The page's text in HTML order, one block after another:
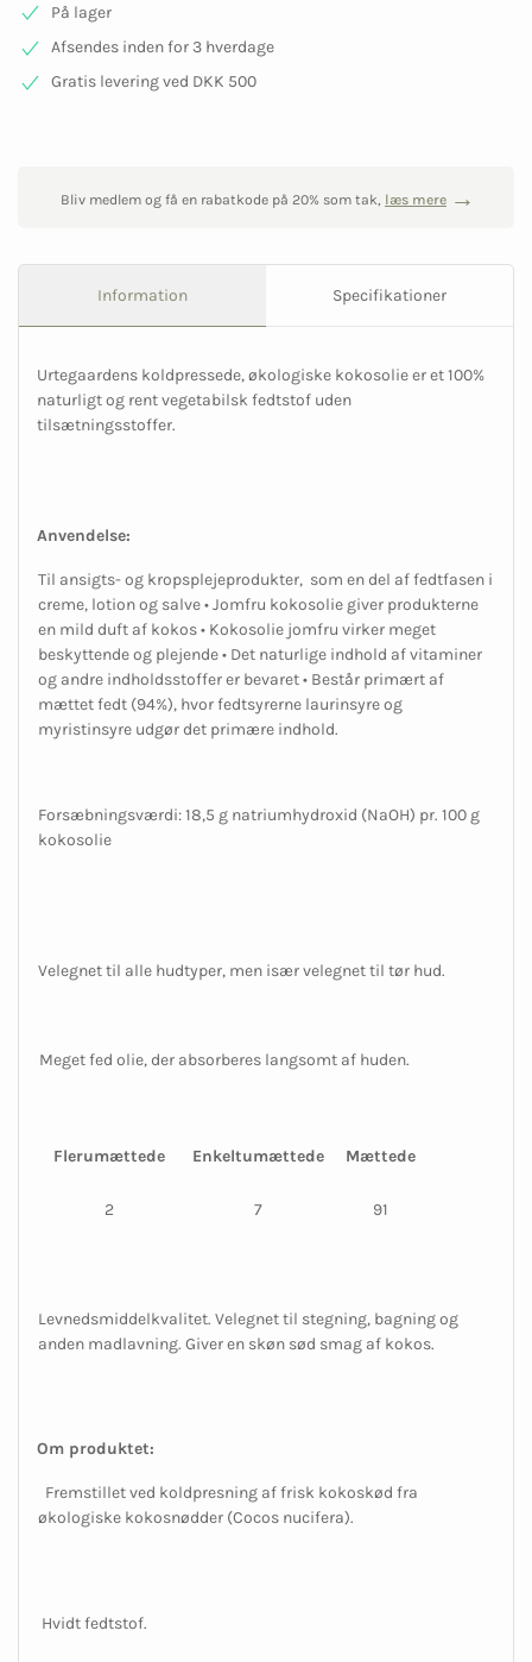
På lager
Afsendes inden for 3 hverdage
Gratis levering ved DKK 500
Bliv medlem og få en rabatkode på 20% som tak, læs mere
Information Specifikationer
Urtegaardens koldpressede, økologiske kokosolie er et 100%
naturligt og rent vegetabilsk fedtstof uden
tilsætningsstoffer.
Anvendelse:
Til ansigts- og kropsplejeprodukter, som en del af fedtfasen i
creme, lotion og salve • Jomfru kokosolie giver produkterne
en mild duft af kokos • Kokosolie jomfru virker meget
beskyttende og plejende • Det naturlige indhold af vitaminer
og andre indholdsstoffer er bevaret • Består primært af
mættet fedt (94%), hvor fedtsyrerne laurinsyre og
myristinsyre udgør det primære indhold.
Forsæbningsværdi: 18,5 g natriumhydroxid (NaOH) pr. 100 g
kokosolie
Velegnet til alle hudtyper, men især velegnet til tør hud.
Meget fed olie, der absorberes langsomt af huden.
Flerumættede Enkeltumættede Mættede
2 7 91
Levnedsmiddelkvalitet. Velegnet til stegning, bagning og
anden madlavning. Giver en skøn sød smag af kokos.
Om produktet:
Fremstillet ved koldpresning af frisk kokoskød fra
økologiske kokosnødder (Cocos nucifera).
Hvidt fedtstof.